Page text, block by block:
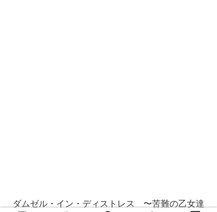
ダムゼル・イン・ディストレス 〜苦難の乙女達